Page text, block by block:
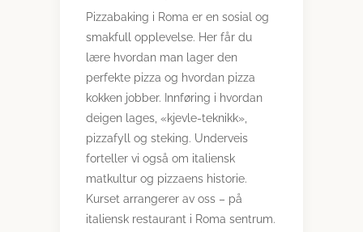
Pizzabaking i Roma er en sosial og
smakfull opplevelse. Her får du
lære hvordan man lager den
perfekte pizza og hvordan pizza
kokken jobber. Innføring i hvordan
deigen lages, «kjevle-teknikk»,
pizzafyll og steking. Underveis
forteller vi også om italiensk
matkultur og pizzaens historie.
Kurset arrangerer av oss – på
italiensk restaurant i Roma sentrum.